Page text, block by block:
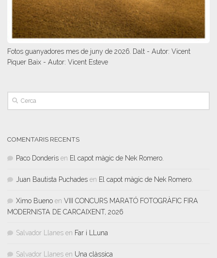
Fotos guanyadores mes de juny de 2026. Dalt - Autor: Vicent
Piquer Baix - Autor: Vicent Esteve
COMENTARIS RECENTS
Paco Donderis en El capot màgic de Nek Romero.
Juan Bautista Puchades en El capot màgic de Nek Romero.
Ximo Bueno en VIII CONCURS MARATÓ FOTOGRÀFIC FIRA
MODERNISTA DE CARCAIXENT, 2026
Salvador Llanes en Far i LLuna
Salvador Llanes en Una clàssica